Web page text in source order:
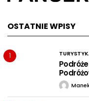
OSTATNIE WPISY
1